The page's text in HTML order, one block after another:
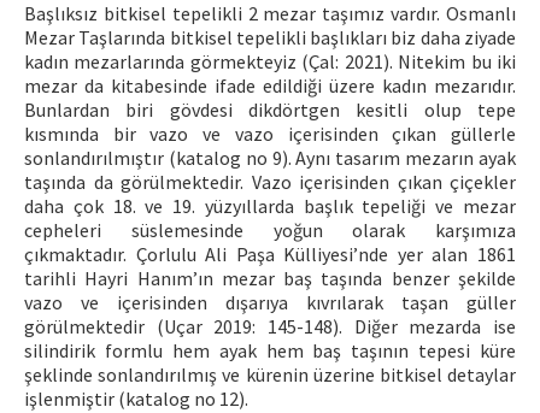
Başlıksız bitkisel tepelikli 2 mezar taşımız vardır. Osmanlı
Mezar Taşlarında bitkisel tepelikli başlıkları biz daha ziyade
kadın mezarlarında görmekteyiz (Çal: 2021). Nitekim bu iki
mezar da kitabesinde ifade edildiği üzere kadın mezarıdır.
Bunlardan biri gövdesi dikdörtgen kesitli olup tepe
kısmında bir vazo ve vazo içerisinden çıkan güllerle
sonlandırılmıştır (katalog no 9). Aynı tasarım mezarın ayak
taşında da görülmektedir. Vazo içerisinden çıkan çiçekler
daha çok 18. ve 19. yüzyıllarda başlık tepeliği ve mezar
cepheleri süslemesinde yoğun olarak karşımıza
çıkmaktadır. Çorlulu Ali Paşa Külliyesi’nde yer alan 1861
tarihli Hayri Hanım’ın mezar baş taşında benzer şekilde
vazo ve içerisinden dışarıya kıvrılarak taşan güller
görülmektedir (Uçar 2019: 145-148). Diğer mezarda ise
silindirik formlu hem ayak hem baş taşının tepesi küre
şeklinde sonlandırılmış ve kürenin üzerine bitkisel detaylar
işlenmiştir (katalog no 12).